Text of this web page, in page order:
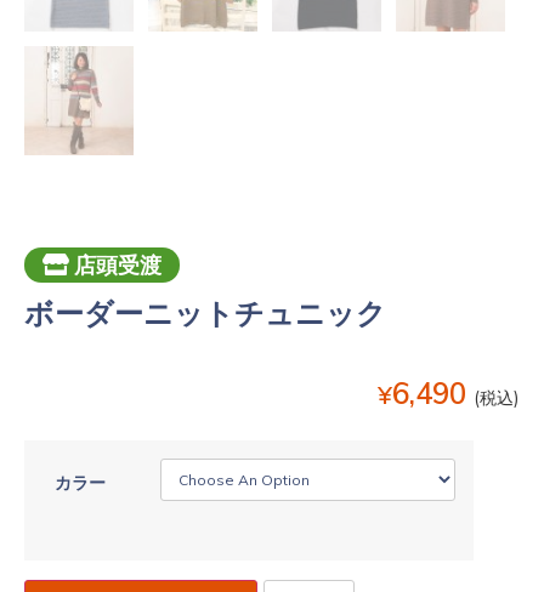
店頭受渡
ボーダーニットチュニック
¥6,490 (税込)
カラー